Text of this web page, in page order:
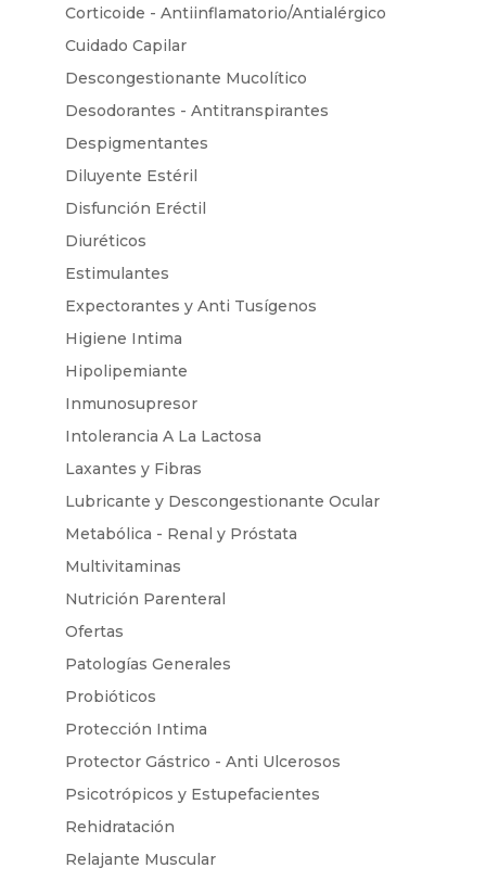
Corticoide - Antiinflamatorio/Antialérgico
Cuidado Capilar
Descongestionante Mucolítico
Desodorantes - Antitranspirantes
Despigmentantes
Diluyente Estéril
Disfunción Eréctil
Diuréticos
Estimulantes
Expectorantes y Anti Tusígenos
Higiene Intima
Hipolipemiante
Inmunosupresor
Intolerancia A La Lactosa
Laxantes y Fibras
Lubricante y Descongestionante Ocular
Metabólica - Renal y Próstata
Multivitaminas
Nutrición Parenteral
Ofertas
Patologías Generales
Probióticos
Protección Intima
Protector Gástrico - Anti Ulcerosos
Psicotrópicos y Estupefacientes
Rehidratación
Relajante Muscular